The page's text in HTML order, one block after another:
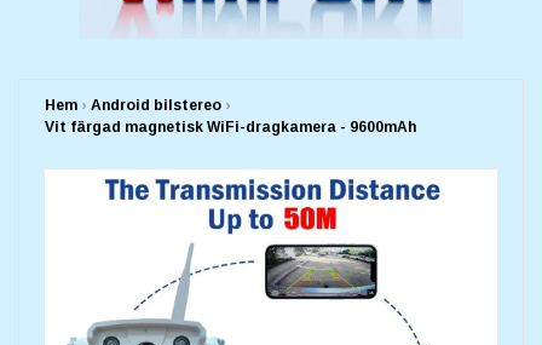
Hem › Android bilstereo ›
Vit färgad magnetisk WiFi-dragkamera - 9600mAh